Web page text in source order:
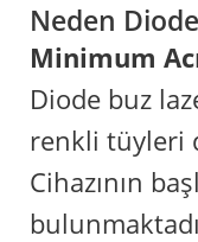
Neden
Minimum
Diode buz
renkli tüyleri
Cihazının